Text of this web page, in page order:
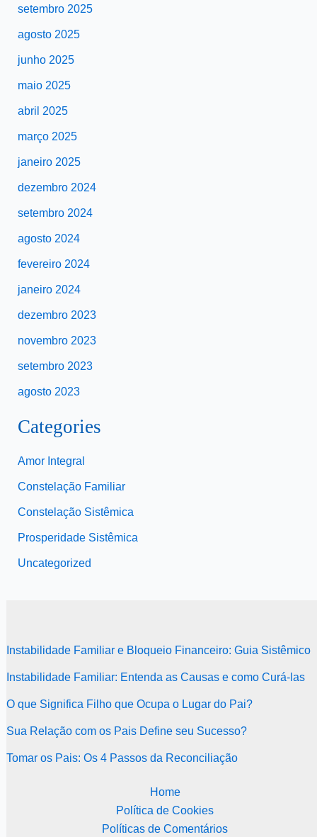
setembro 2025
agosto 2025
junho 2025
maio 2025
abril 2025
março 2025
janeiro 2025
dezembro 2024
setembro 2024
agosto 2024
fevereiro 2024
janeiro 2024
dezembro 2023
novembro 2023
setembro 2023
agosto 2023
Categories
Amor Integral
Constelação Familiar
Constelação Sistêmica
Prosperidade Sistêmica
Uncategorized
Instabilidade Familiar e Bloqueio Financeiro: Guia Sistêmico
Instabilidade Familiar: Entenda as Causas e como Curá-las
O que Significa Filho que Ocupa o Lugar do Pai?
Sua Relação com os Pais Define seu Sucesso?
Tomar os Pais: Os 4 Passos da Reconciliação
Home
Política de Cookies
Políticas de Comentários